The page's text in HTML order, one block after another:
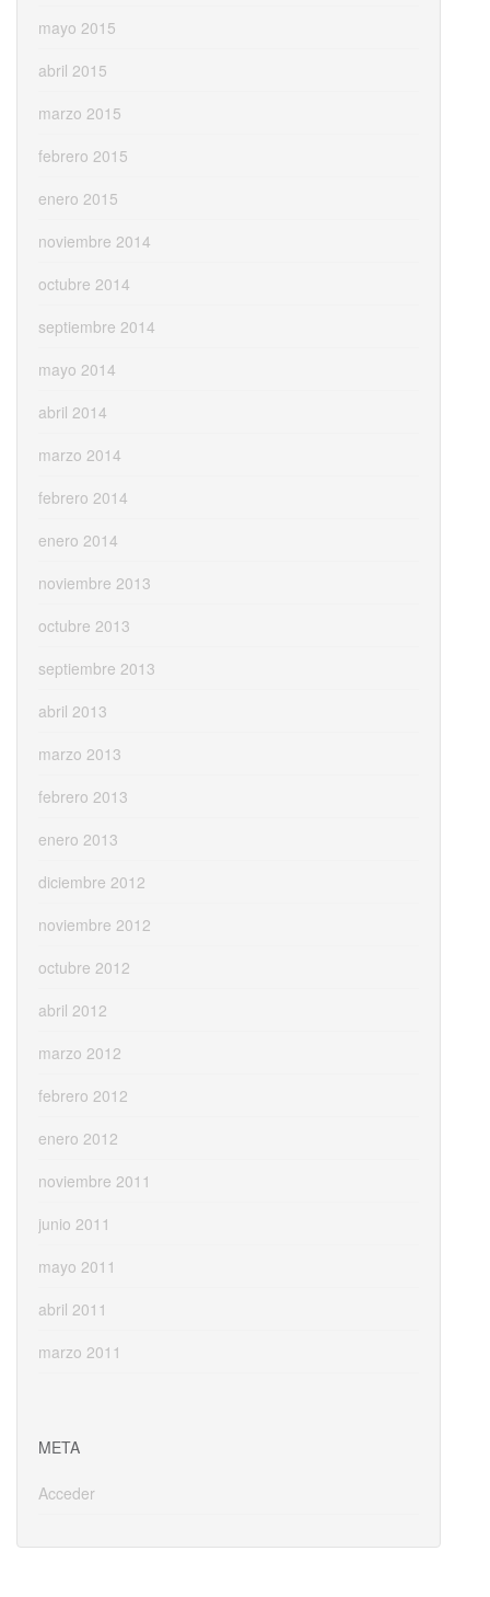
mayo 2015
abril 2015
marzo 2015
febrero 2015
enero 2015
noviembre 2014
octubre 2014
septiembre 2014
mayo 2014
abril 2014
marzo 2014
febrero 2014
enero 2014
noviembre 2013
octubre 2013
septiembre 2013
abril 2013
marzo 2013
febrero 2013
enero 2013
diciembre 2012
noviembre 2012
octubre 2012
abril 2012
marzo 2012
febrero 2012
enero 2012
noviembre 2011
junio 2011
mayo 2011
abril 2011
marzo 2011
META
Acceder